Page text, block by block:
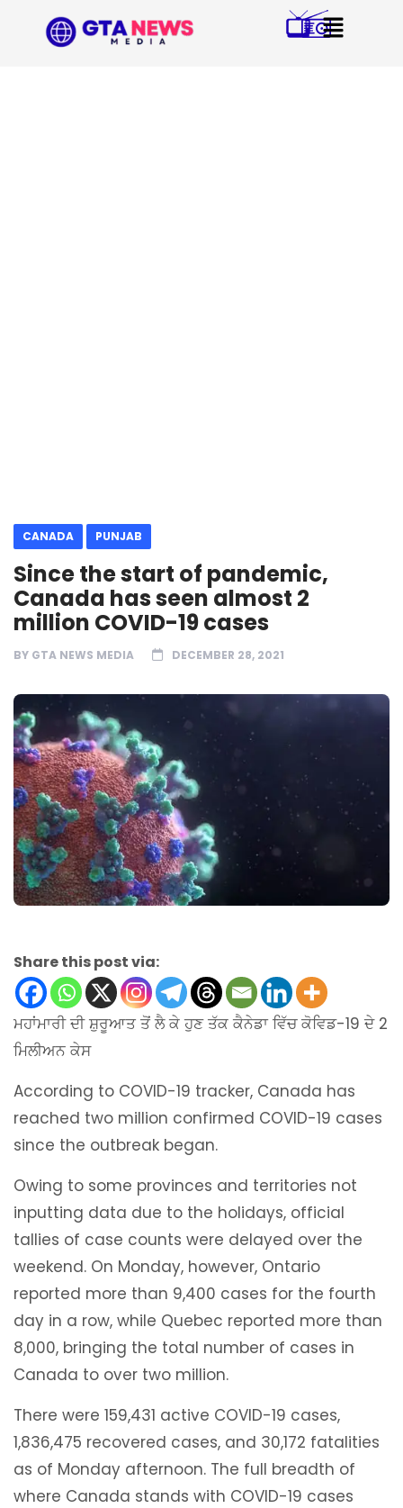
CANADA PUNJAB
Since the start of pandemic,
Canada has seen almost 2
million COVID-19 cases
BY GTA NEWS MEDIA DECEMBER 28, 2021
Share this post via:
ਮਹਾਂਮਾਰੀ ਦੀ ਸ਼ੁਰੂਆਤ ਤੋਂ ਲੈ ਕੇ ਹੁਣ ਤੱਕ ਕੈਨੇਡਾ ਵਿੱਚ ਕੋਵਿਡ-19 ਦੇ 2
ਮਿਲੀਅਨ ਕੇਸ
According to COVID-19 tracker, Canada has
reached two million confirmed COVID-19 cases
since the outbreak began.
Owing to some provinces and territories not
inputting data due to the holidays, official
tallies of case counts were delayed over the
weekend. On Monday, however, Ontario
reported more than 9,400 cases for the fourth
day in a row, while Quebec reported more than
8,000, bringing the total number of cases in
Canada to over two million.
There were 159,431 active COVID-19 cases,
1,836,475 recovered cases, and 30,172 fatalities
as of Monday afternoon. The full breadth of
where Canada stands with COVID-19 cases